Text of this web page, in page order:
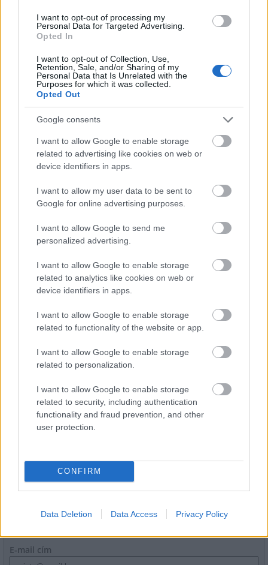
I want to opt-out of processing my
Personal Data for Targeted Advertising.
Opted In
I want to opt-out of Collection, Use,
Retention, Sale, and/or Sharing of my
Personal Data that Is Unrelated with the
Purposes for which it was collected.
Opted Out
Google consents
I want to allow Google to enable storage
related to advertising like cookies on web or
device identifiers in apps.
I want to allow my user data to be sent to
Google for online advertising purposes.
I want to allow Google to send me
personalized advertising.
I want to allow Google to enable storage
related to analytics like cookies on web or
device identifiers in apps.
I want to allow Google to enable storage
related to functionality of the website or app.
I want to allow Google to enable storage
related to personalization.
I want to allow Google to enable storage
related to security, including authentication
functionality and fraud prevention, and other
user protection.
CONFIRM
Data Deletion Data Access Privacy Policy
felülvizsgálat árnyékában?
Nagy igazolás - Sokszoros bajnok érkezik a
Fehérvárhoz
Miért kulcsfontosságú a korszerű légtechnika az
egészségügyi intézményekben?
E-mail cím